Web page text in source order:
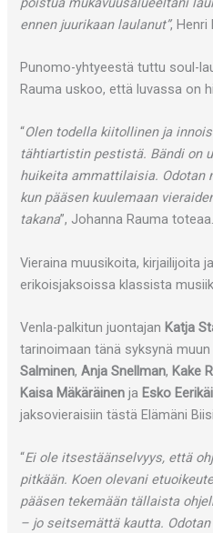
ennen juurikaan laulanut”, Henri
Punomo-yhtyeestä tuttu soul-
Rauma uskoo, että luvassa on
“Olen todella kiitollinen ja
tähtiartistin pestistä. Bändi on
huikeita ammattilaisia. Odotan
kun pääsen kuulemaan
takana”, Johanna Rauma toteaa.
Vieraina muusikoita, kirjailijoita
erikoisjaksoissa klassista
Venla-palkitun juontajan Katja
tarinoimaan tänä syksynä
Salminen, Anja Snellman, Kake
Kaisa Mäkäräinen ja Esko
jaksovieraisiin tästä Elämäni
“Ei ole itsestäänselvyys, että
pitkään. Koen olevani
pääsen tekemään tällaista
– jo seitsemättä kautta.